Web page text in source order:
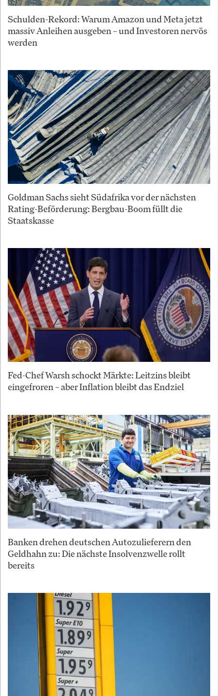
Schulden-Rekord: Warum Amazon und Meta jetzt
massiv Anleihen ausgeben – und Investoren nervös
werden
Goldman Sachs sieht Südafrika vor der nächsten
Rating-Beförderung: Bergbau-Boom füllt die
Staatskasse
Fed-Chef Warsh schockt Märkte: Leitzins bleibt
eingefroren – aber Inflation bleibt das Endziel
Banken drehen deutschen Autozulieferern den
Geldhahn zu: Die nächste Insolvenzwelle rollt
bereits